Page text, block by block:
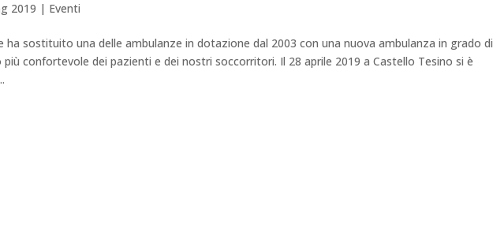
2019 | Eventi
ha sostituito una delle ambulanze in dotazione dal 2003 con una nuova ambulanza in grado di
confortevole dei pazienti e dei nostri soccorritori. Il 28 aprile 2019 a Castello Tesino si è